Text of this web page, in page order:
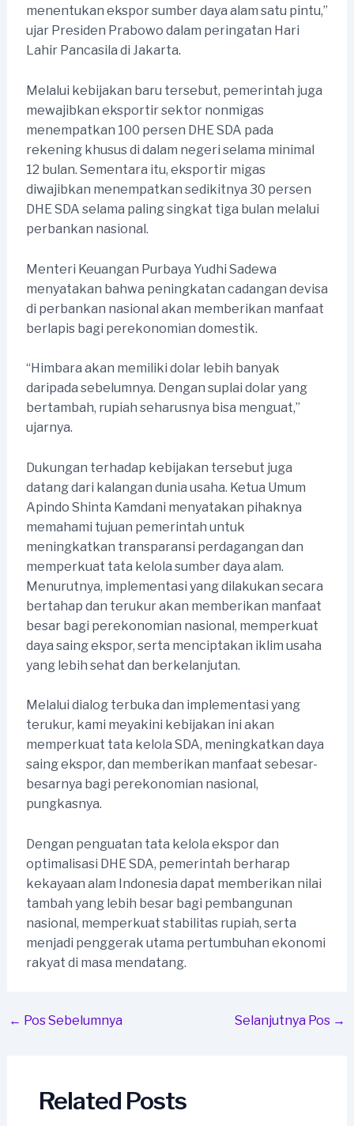
menentukan ekspor sumber daya alam satu pintu,”
ujar Presiden Prabowo dalam peringatan Hari
Lahir Pancasila di Jakarta.
Melalui kebijakan baru tersebut, pemerintah juga
mewajibkan eksportir sektor nonmigas
menempatkan 100 persen DHE SDA pada
rekening khusus di dalam negeri selama minimal
12 bulan. Sementara itu, eksportir migas
diwajibkan menempatkan sedikitnya 30 persen
DHE SDA selama paling singkat tiga bulan melalui
perbankan nasional.
Menteri Keuangan Purbaya Yudhi Sadewa
menyatakan bahwa peningkatan cadangan devisa
di perbankan nasional akan memberikan manfaat
berlapis bagi perekonomian domestik.
“Himbara akan memiliki dolar lebih banyak
daripada sebelumnya. Dengan suplai dolar yang
bertambah, rupiah seharusnya bisa menguat,”
ujarnya.
Dukungan terhadap kebijakan tersebut juga
datang dari kalangan dunia usaha. Ketua Umum
Apindo Shinta Kamdani menyatakan pihaknya
memahami tujuan pemerintah untuk
meningkatkan transparansi perdagangan dan
memperkuat tata kelola sumber daya alam.
Menurutnya, implementasi yang dilakukan secara
bertahap dan terukur akan memberikan manfaat
besar bagi perekonomian nasional, memperkuat
daya saing ekspor, serta menciptakan iklim usaha
yang lebih sehat dan berkelanjutan.
Melalui dialog terbuka dan implementasi yang
terukur, kami meyakini kebijakan ini akan
memperkuat tata kelola SDA, meningkatkan daya
saing ekspor, dan memberikan manfaat sebesar-
besarnya bagi perekonomian nasional,
pungkasnya.
Dengan penguatan tata kelola ekspor dan
optimalisasi DHE SDA, pemerintah berharap
kekayaan alam Indonesia dapat memberikan nilai
tambah yang lebih besar bagi pembangunan
nasional, memperkuat stabilitas rupiah, serta
menjadi penggerak utama pertumbuhan ekonomi
rakyat di masa mendatang.
Post
← Pos Sebelumnya Selanjutnya Pos →
Related Posts